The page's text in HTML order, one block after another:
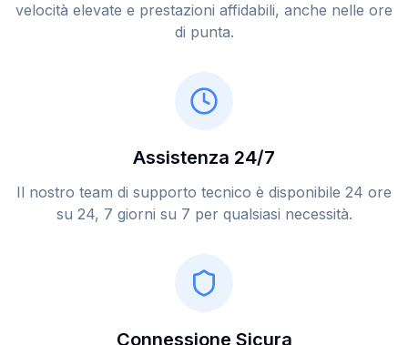
velocità elevate e prestazioni affidabili, anche nelle ore
di punta.
Assistenza 24/7
Il nostro team di supporto tecnico è disponibile 24 ore
su 24, 7 giorni su 7 per qualsiasi necessità.
Connessione Sicura